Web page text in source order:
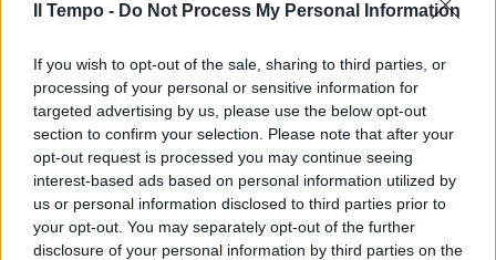
Il Tempo - Do Not Process My Personal Information
If you wish to opt-out of the sale, sharing to third parties, or
processing of your personal or sensitive information for
targeted advertising by us, please use the below opt-out
section to confirm your selection. Please note that after your
opt-out request is processed you may continue seeing
interest-based ads based on personal information utilized by
us or personal information disclosed to third parties prior to
your opt-out. You may separately opt-out of the further
disclosure of your personal information by third parties on the
La bomba sul caso della
25/07/2024
MISTERI ITALIANI
Nuovo giallo Orlandi: il caso
Skerl e il collezionista di ossa
della Magliana
04/07/2024